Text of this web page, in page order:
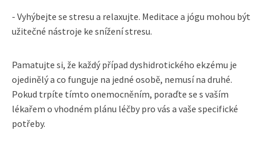
- Vyhýbejte se stresu a relaxujte. Meditace a jógu mohou být
užitečné nástroje ke snížení stresu.
Pamatujte si, že každý případ dyshidrotického ekzému je
ojedinělý a co funguje na jedné osobě, nemusí na druhé.
Pokud trpíte tímto onemocněním, poraďte se s vaším
lékařem o vhodném plánu léčby pro vás a vaše specifické
potřeby.